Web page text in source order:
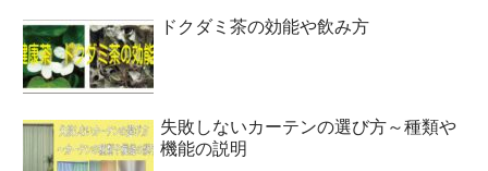
ドクダミ茶の効能や飲み方
失敗しないカーテンの選び方～種類や
機能の説明